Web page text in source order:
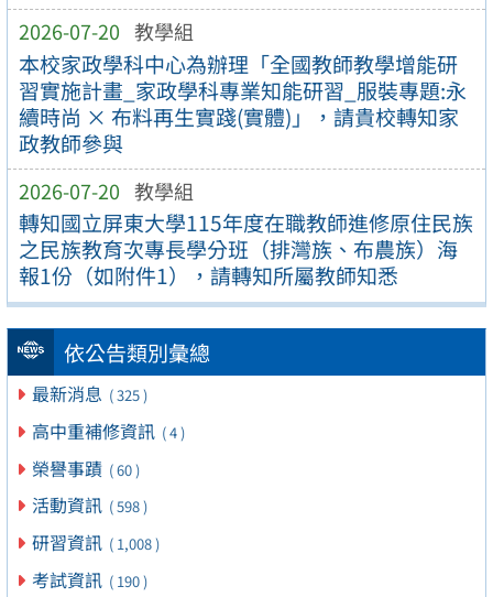
2026-07-20 教學組
本校家政學科中心為辦理「全國教師教學增能研
習實施計畫_家政學科專業知能研習_服裝專題:永
續時尚 × 布料再生實踐(實體)」，請貴校轉知家
政教師參與
2026-07-20 教學組
轉知國立屏東大學115年度在職教師進修原住民族
之民族教育次專長學分班（排灣族、布農族）海
報1份（如附件1），請轉知所屬教師知悉
依公告類別彙總
最新消息 ( 325 )
高中重補修資訊 ( 4 )
榮譽事蹟 ( 60 )
活動資訊 ( 598 )
研習資訊 ( 1,008 )
考試資訊 ( 190 )